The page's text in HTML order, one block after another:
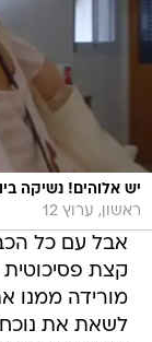
יש אלוהים! נשיקה
ראשון, ערוץ 12
אבל עם כל
קצת
מורידה ממנו
לשאת את